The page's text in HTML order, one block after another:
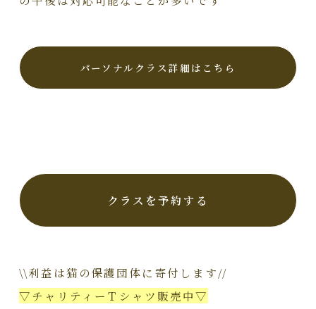
パーソナルクラス詳細はこちら
クラスを予約する
\\利益は猫の保護団体に寄付します//
▽チャリティーＴシャツ販売中▽